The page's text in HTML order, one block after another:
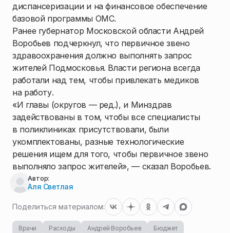
диспансеризации и на финансовое обеспечение
базовой программы ОМС.
Ранее губернатор Московской области Андрей
Воробьев подчеркнул, что первичное звено
здравоохранения должно выполнять запрос
жителей Подмосковья. Власти региона всегда
работали над тем, чтобы привлекать медиков
на работу.
«И главы (округов — ред.), и Минздрав
задействованы в том, чтобы все специалисты
в поликлиниках присутствовали, были
укомплектованы, разные технологические
решения ищем для того, чтобы первичное звено
выполняло запрос жителей», — сказал Воробьев.
Автор:
Аля Светлая
Поделиться материалом:
Врачи Расходы Андрей Воробьев
Бюджет